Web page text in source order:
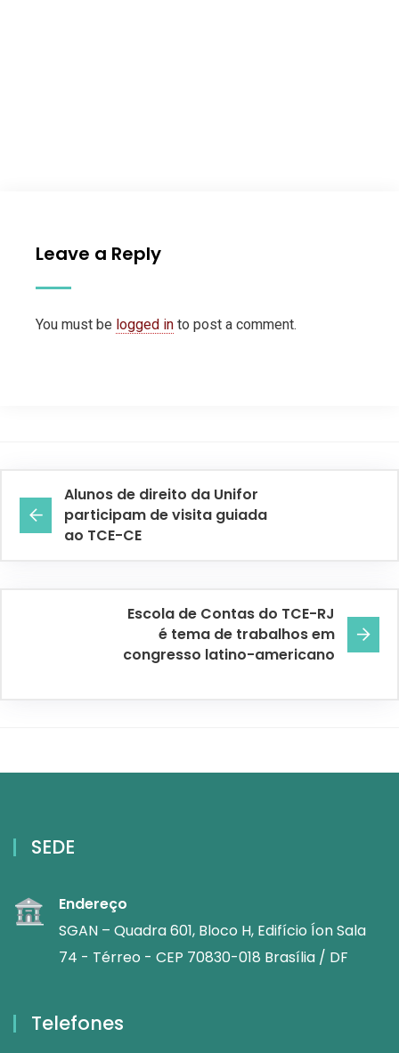
Leave a Reply
You must be logged in to post a comment.
Alunos de direito da Unifor
participam de visita guiada
ao TCE-CE
Escola de Contas do TCE-RJ
é tema de trabalhos em
congresso latino-americano
SEDE
Endereço
SGAN – Quadra 601, Bloco H, Edifício Íon Sala
74 - Térreo - CEP 70830-018 Brasília / DF
Telefones